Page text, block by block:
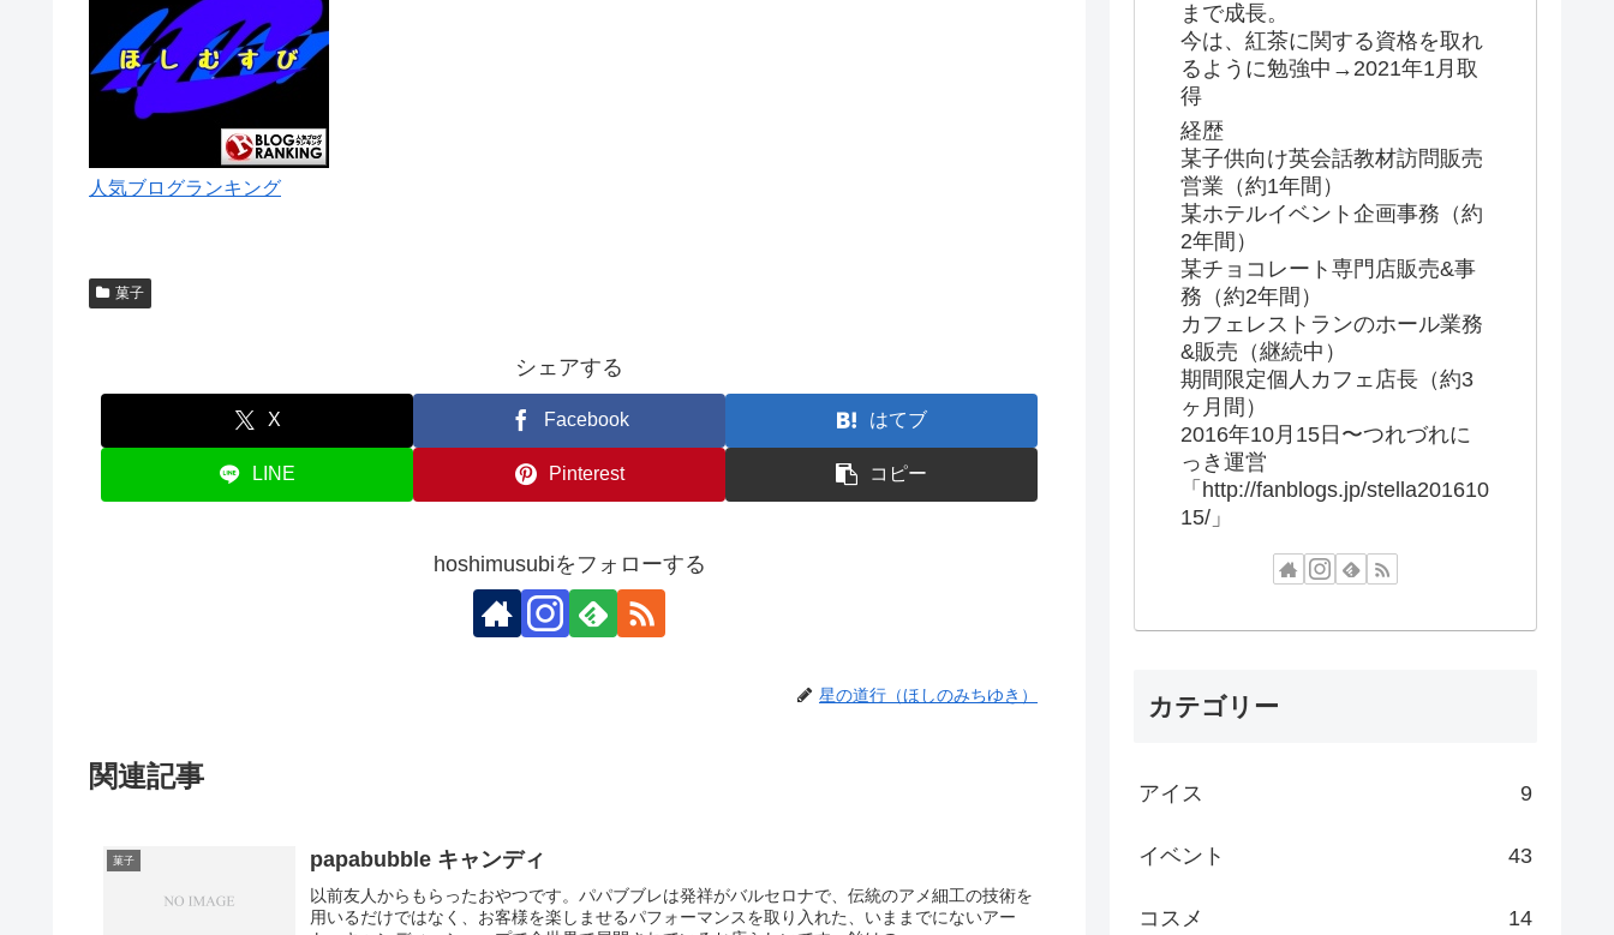
人気ブログランキング
菓子
シェアする
X Facebook はてブ
LINE Pinterest コピー
hoshimusubiをフォローする
星の道行（ほしのみちゆき）
関連記事
菓子 papabubble キャンディ
以前友人からもらったおやつです。パパブブレは発祥がバルセロナで、伝統のアメ細工の技術を
用いるだけではなく、お客様を楽しませるパフォーマンスを取り入れた、いままでにないアー
まで成長。
今は、紅茶に関する資格を取れ
るように勉強中→2021年1月取
得
経歴
某子供向け英会話教材訪問販売
営業（約1年間）
某ホテルイベント企画事務（約
2年間）
某チョコレート専門店販売&事
務（約2年間）
カフェレストランのホール業務
&販売（継続中）
期間限定個人カフェ店長（約3
ヶ月間）
2016年10月15日〜つれづれに
っき運営
「http://fanblogs.jp/stella201610
15/」
カテゴリー
アイス 9
イベント 43
コスメ 14